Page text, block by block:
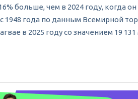
больше, чем в 2024 году, когда
года по данным Всемирной
в 2025 году со значением 19